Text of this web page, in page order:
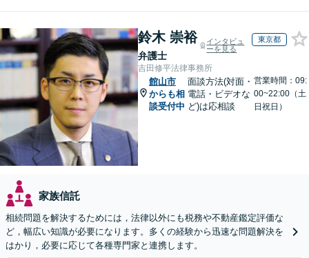
鈴木 崇裕
弁護士
インタビュ
ーを見る
東京都
吉田修平法律事務所
館山市
からも相
談受付中
面談方法(対面・
電話・ビデオな
ど)は応相談
営業時間：09:
00~22:00（土
日祝日）
家族信託
相続問題を解決するためには，法律以外にも税務や不動産鑑定評価な
ど，幅広い知識が必要になります。多くの経験から迅速な問題解決を
はかり，必要に応じて各種専門家と連携します。